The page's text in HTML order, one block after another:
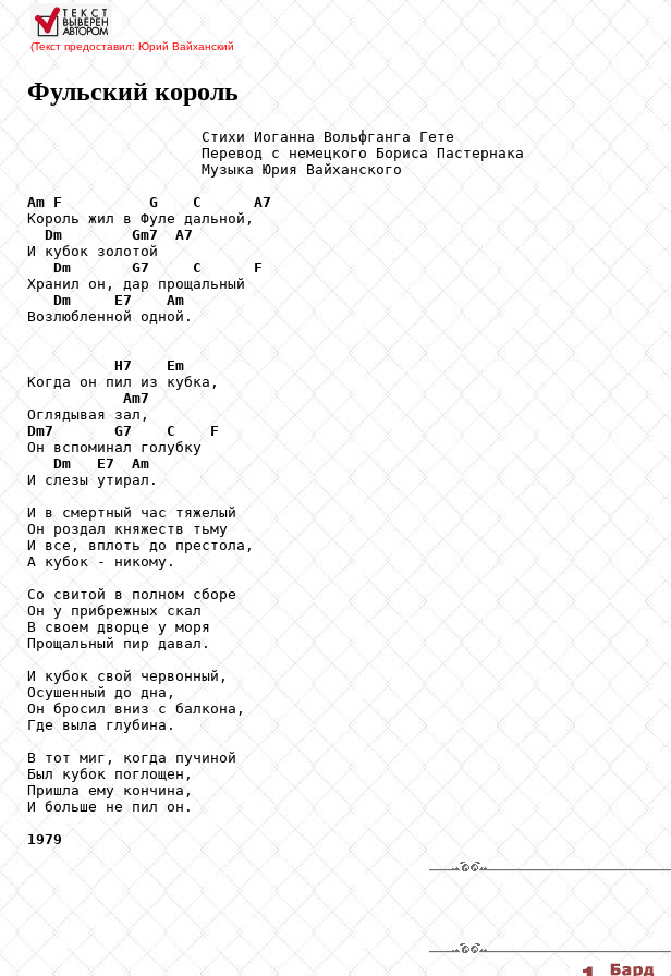
(Текст предоставил: Юрий Вайханский
Фульский король
                    Стихи Иоганна Вольфганга Гете
                    Перевод с немецкого Бориса Пастернака
                    Музыка Юрия Вайханского
Am F G C
A7
Король жил в Фуле дальной,
Dm
Gm7
A7
И кубок золотой
Dm
G7 C
F
Хранил он, дар прощальный
Dm
E7
Am
Возлюбленной одной.
H7
Em
Когда он пил из кубка,
Am7
Dm7
G7 C
F
Он вспоминал голубку
Dm
E7
Am
И слезы утирал.
И в смертный час тяжелый
Он роздал княжеств тьму
И все, вплоть до престола,
А кубок - никому.
Со свитой в полном сборе
Он у прибрежных скал
В своем дворце у моря
Прощальный пир давал.
И кубок свой червонный,
Осушенный до дна,
Он бросил вниз с балкона,
Где выла глубина.
В тот миг, когда пучиной
Был кубок поглощен,
Пришла ему кончина,
И больше не пил он.
1979